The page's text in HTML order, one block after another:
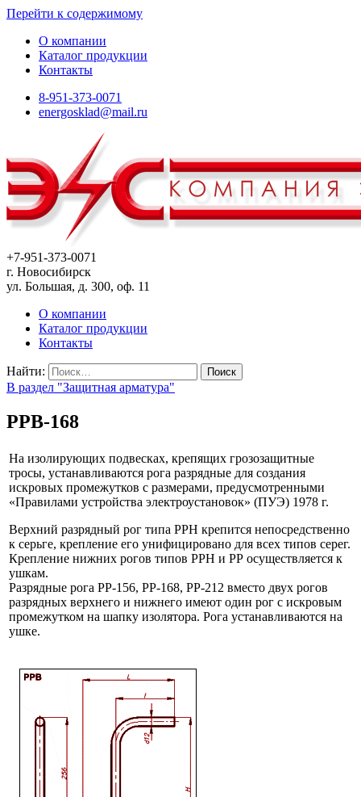
Перейти к содержимому
О компании
Каталог продукции
Контакты
8-951-373-0071
energosklad@mail.ru
+7-951-373-0071
г. Новосибирск
ул. Большая, д. 300, оф. 11
О компании
Каталог продукции
Контакты
Найти:
В раздел "Защитная арматура"
РРВ-168
На изолирующих подвесках, крепящих грозозащитные
тросы, устанавливаются рога разрядные для создания
искровых промежутков с размерами, предусмотренными
«Правилами устройства электроустановок» (ПУЭ) 1978 г.
Верхний разрядный рог типа РРН крепится непосредственно
к серьге, крепление его унифицировано для всех типов серег.
Крепление нижних рогов типов РРН и РР осуществляется к
ушкам.
Разрядные рога РР-156, РР-168, РР-212 вместо двух рогов
разрядных верхнего и нижнего имеют один рог с искровым
промежутком на шапку изолятора. Рога устанавливаются на
ушке.